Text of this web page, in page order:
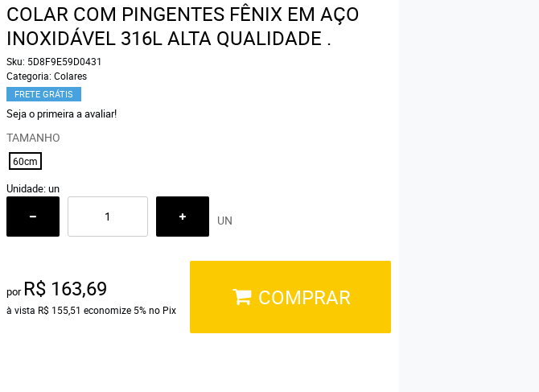
COLAR COM PINGENTES FÊNIX EM AÇO
INOXIDÁVEL 316L ALTA QUALIDADE .
Sku: 5D8F9E59D0431
Categoria: Colares
FRETE GRÁTIS
Seja o primeira a avaliar!
TAMANHO
60cm
Unidade: un
UN
por R$ 163,69
à vista R$ 155,51 economize 5% no Pix COMPRAR